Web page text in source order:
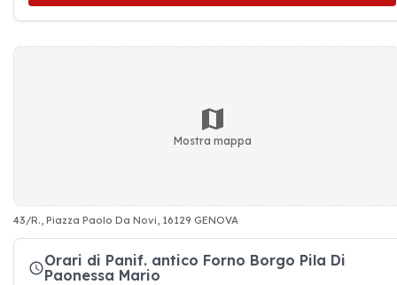
Mostra mappa
43/R., Piazza Paolo Da Novi, 16129 GENOVA
Orari di Panif. antico Forno Borgo Pila Di
Paonessa Mario